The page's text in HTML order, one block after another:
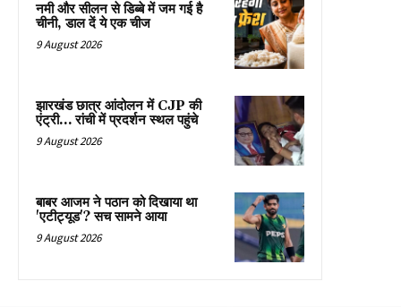
नमी और सीलन से डिब्बे में जम गई है
चीनी, डाल दें ये एक चीज
9 August 2026
झारखंड छात्र आंदोलन में CJP की
एंट्री… रांची में प्रदर्शन स्थल पहुंचे
9 August 2026
बाबर आजम ने पठान को दिखाया था
'एटीट्यूड'? सच सामने आया
9 August 2026